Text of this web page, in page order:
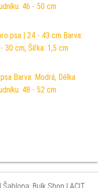
46 - 50 cm
psa | 24 - 43 cm Barva:
30 cm, Šířka: 1,5 cm
Barva: Modrá, Délka
48 - 52 cm
| Šablona: Bulk Shop | ACIT